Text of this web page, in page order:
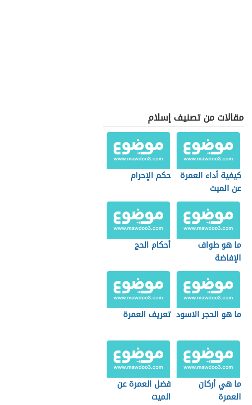
مقالات من تصنيف إسلام
كيفية أداء العمرة
عن الميت
حكم الإحرام
ما هو طواف
الإفاضة
أحكام الحج
ما هو الحجر الاسود تعريف العمرة
ما هي أركان
العمرة
فضل العمرة عن
الميت